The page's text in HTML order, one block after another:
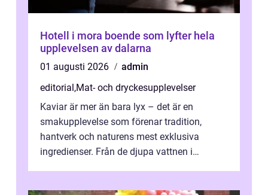
Hotell i mora boende som lyfter hela
upplevelsen av dalarna
01 augusti 2026
admin
editorial,Mat- och dryckesupplevelser
Kaviar är mer än bara lyx – det är en
smakupplevelse som förenar tradition,
hantverk och naturens mest exklusiva
ingredienser. Från de djupa vattnen i